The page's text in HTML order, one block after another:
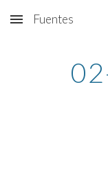
Skip to main content
Fuentes